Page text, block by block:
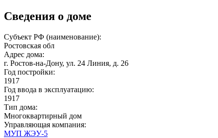
Сведения о доме
Субъект РФ (наименование):
Ростовская обл
Адрес дома:
г. Ростов-на-Дону, ул. 24 Линия, д. 26
Год постройки:
1917
Год ввода в эксплуатацию:
1917
Тип дома:
Многоквартирный дом
Управляющая компания:
МУП ЖЭУ-5